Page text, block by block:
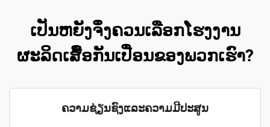
ເປັນຫຍັງຈຶ່ງຄວນເລືອກໂຮງງານ
ຜະລິດເສື້ອກັນເປື່ອນຂອງພວກເຮົາ?
ຄວາມຊ່ຽນຊົງແລະຄວາມມີປະສູນ